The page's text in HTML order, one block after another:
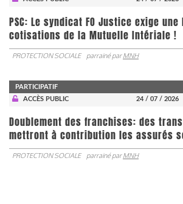
PSC: Le syndicat FO Justice exige
cotisations de la Mutuelle Intériale !
PROTECTION SOCIALE parrainé parMNH
PARTICIPATIF
ACCÈS PUBLIC
24 / 07 / 2026
Doublement des franchises: des
mettront à contribution les assurés
PROTECTION SOCIALE parrainé parMNH